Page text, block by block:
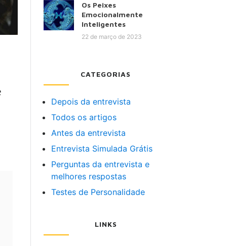
Os Peixes
Emocionalmente
Inteligentes
22 de março de 2023
CATEGORIAS
Depois da entrevista
Todos os artigos
Antes da entrevista
Entrevista Simulada Grátis
Perguntas da entrevista e
melhores respostas
Testes de Personalidade
LINKS